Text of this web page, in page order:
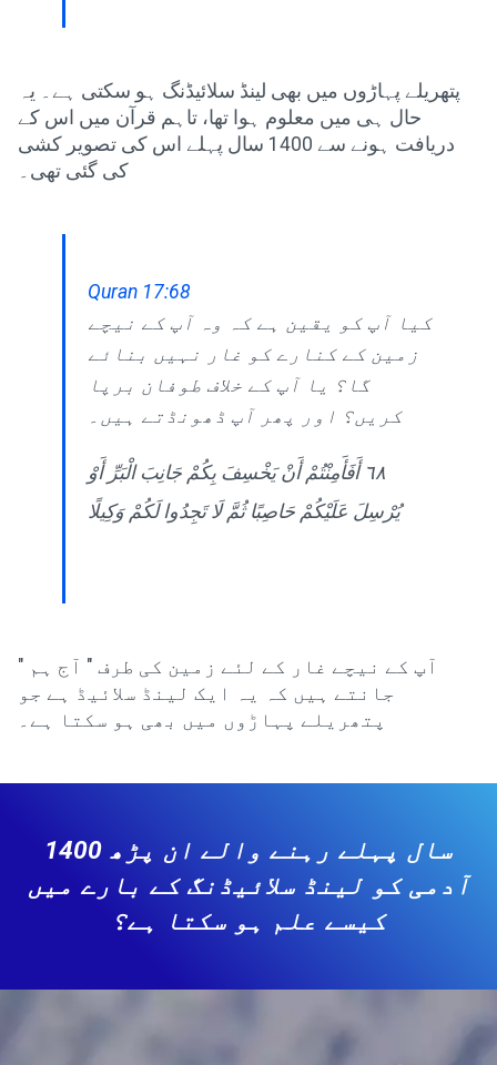
پتھریلے پہاڑوں میں بھی لینڈ سلائیڈنگ ہو سکتی ہے۔ یہ
حال ہی میں معلوم ہوا تھا، تاہم قرآن میں اس کے
دریافت ہونے سے 1400 سال پہلے اس کی تصویر کشی
کی گئی تھی۔
Quran 17:68
کیا آپ کو یقین ہے کہ وہ آپ کے نیچے
زمین کے کنارے کو غار نہیں بنائے
گا؟ یا آپ کے خلاف طوفان برپا
کریں؟ اور پھر آپ ڈھونڈتے ہیں۔
٦٨ أَفَأَمِنْتُمْ أَنْ يَخْسِفَ بِكُمْ جَانِبَ الْبَرِّ أَوْ
يُرْسِلَ عَلَيْكُمْ حَاصِبًا ثُمَّ لَا تَجِدُوا لَكُمْ وَكِيلًا
" آپ کے نیچے غار کے لئے زمین کی طرف " آج ہم
جانتے ہیں کہ یہ ایک لینڈ سلائیڈ ہے جو
پتھریلے پہاڑوں میں بھی ہو سکتا ہے۔
1400 سال پہلے رہنے والے ان پڑھ
آدمی کو لینڈ سلائیڈنگ کے بارے میں
کیسے علم ہو سکتا ہے؟